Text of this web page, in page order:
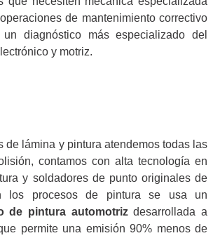
de mantenimiento correctivo
diagnóstico más especializado del
y motriz.
de lámina y pintura atendemos todas las
contamos con alta tecnología en
y soldadores de punto originales de
los procesos de pintura se usa un
de pintura automotrizdesarrollada a
permite una emisión 90% menos de